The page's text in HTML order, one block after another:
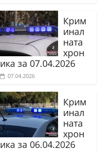
Крим
инал
ната
хрон
ика за 07.04.2026
07.04.2026
Крим
инал
ната
хрон
ика за 06.04.2026